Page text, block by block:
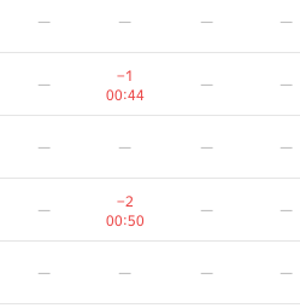
— — — —
—
−1
00:44
— —
— — — —
—
−2
00:50
— —
— — — —
/312 /1458 128/276 254/
—
00:39
−8
01:06
01:36
01:39